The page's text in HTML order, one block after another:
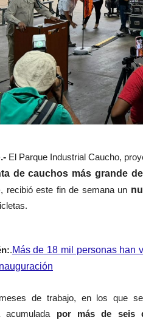
El Parque Industrial Caucho,
de cauchos más grande
, recibió este fin de semana un
.Más de 18 mil personas han
de trabajo, en los que
acumulada por más de seis